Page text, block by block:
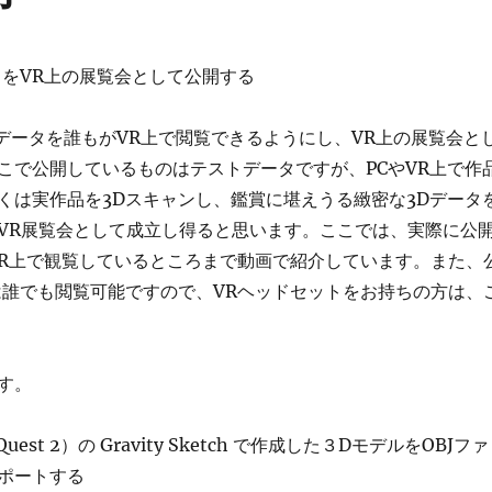
VR上の展覧会として公開する
ータを誰もがVR上で閲覧できるようにし、VR上の展覧会と
で公開しているものはテストデータですが、PCやVR上で作
は実作品を3Dスキャンし、鑑賞に堪えうる緻密な3Dデータ
展覧会として成立し得ると思います。ここでは、実際に公
上で観覧しているところまで動画で紹介しています。また、
でも閲覧可能ですので、VRヘッドセットをお持ちの方は、
。
2）の Gravity Sketch で作成した３DモデルをOBJファ
ートする